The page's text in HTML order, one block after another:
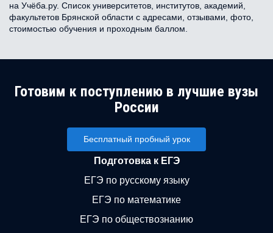
на Учёба.ру. Список университетов, институтов, академий,
факультетов Брянской области с адресами, отзывами, фото,
стоимостью обучения и проходным баллом.
Готовим к поступлению в лучшие вузы
России
Бесплатный пробный урок
Подготовка к ЕГЭ
ЕГЭ по русскому языку
ЕГЭ по математике
ЕГЭ по обществознанию